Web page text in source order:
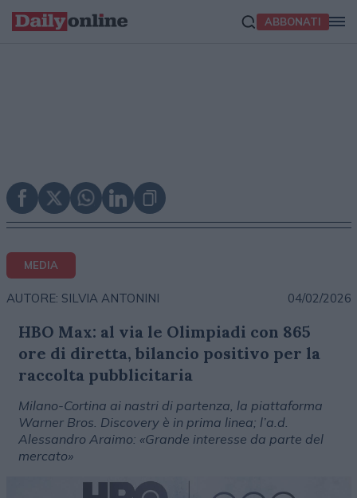
ABBONATI
MEDIA
AUTORE: SILVIA ANTONINI 04/02/2026
HBO Max: al via le Olimpiadi con 865
ore di diretta, bilancio positivo per la
raccolta pubblicitaria
Milano-Cortina ai nastri di partenza, la piattaforma
Warner Bros. Discovery è in prima linea; l’a.d.
Alessandro Araimo: «Grande interesse da parte del
mercato»